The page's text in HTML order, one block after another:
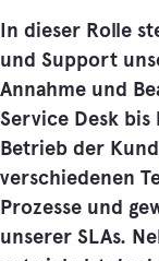
In dieser Rolle
und Support
Annahme und
Service Desk
Betrieb der
verschiedenen
Prozesse und
unserer SLAs.